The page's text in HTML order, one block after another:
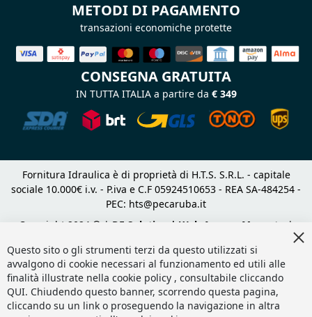
METODI DI PAGAMENTO
transazioni economiche protette
CONSEGNA GRATUITA
IN TUTTA ITALIA a partire da € 349
Fornitura Idraulica è di proprietà di H.T.S. S.R.L. - capitale
sociale 10.000€ i.v. - P.iva e C.F 05924510653 - REA SA-484254 -
PEC: hts@pecaruba.it
Copyright 2024 © | DF Solution | Web Agency Magento
|
Questo sito o gli strumenti terzi da questo utilizzati si
avvalgono di cookie necessari al funzionamento ed utili alle
finalità illustrate nella cookie policy , consultabile cliccando
QUI. Chiudendo questo banner, scorrendo questa pagina,
cliccando su un link o proseguendo la navigazione in altra